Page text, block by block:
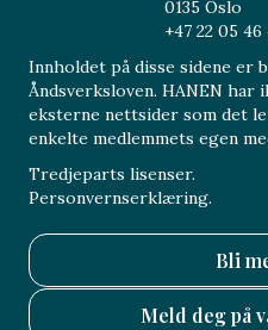
0135 Oslo
+47 22 05
Innholdet på disse sidene er
Åndsverksloven. HANEN har
eksterne nettsider som det
enkelte medlemmets egen
Tredjeparts lisenser.
Personvernserklæring.
Bli
Meld deg på